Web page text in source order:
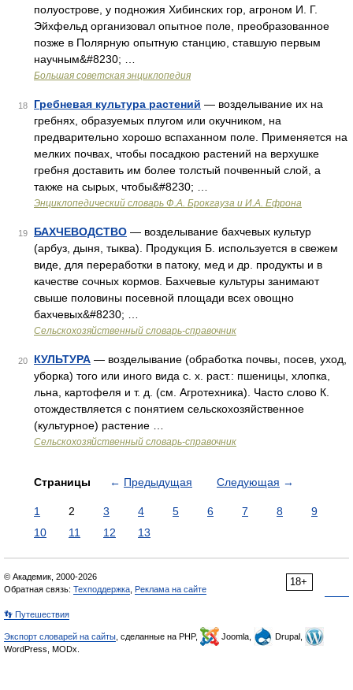
полуострове, у подножия Хибинских гор, агроном И. Г.
Эйхфельд организовал опытное поле, преобразованное
позже в Полярную опытную станцию, ставшую первым
научным&#8230; …
Большая советская энциклопедия
18 Гребневая культура растений — возделывание их на
гребнях, образуемых плугом или окучником, на
предварительно хорошо вспаханном поле. Применяется на
мелких почвах, чтобы посадкою растений на верхушке
гребня доставить им более толстый почвенный слой, а
также на сырых, чтобы&#8230; …
Энциклопедический словарь Ф.А. Брокгауза и И.А. Ефрона
19 БАХЧЕВОДСТВО — возделывание бахчевых культур
(арбуз, дыня, тыква). Продукция Б. используется в свежем
виде, для переработки в патоку, мед и др. продукты и в
качестве сочных кормов. Бахчевые культуры занимают
свыше половины посевной площади всех овощно
бахчевых&#8230; …
Сельскохозяйственный словарь-справочник
20 КУЛЬТУРА — возделывание (обработка почвы, посев, уход,
уборка) того или иного вида с. х. раст.: пшеницы, хлопка,
льна, картофеля и т. д. (см. Агротехника). Часто слово К.
отождествляется с понятием сельскохозяйственное
(культурное) растение …
Сельскохозяйственный словарь-справочник
Страницы ← Предыдущая Следующая →
1 2 3 4 5 6 7 8
9
10
11 12 13
18+
© Академик, 2000-2026
Обратная связь: Техподдержка Реклама на сайте
👣 Путешествия
Экспорт словарей на сайты , сделанные на PHP, Joomla,
Drupal,
WordPress, MODx.